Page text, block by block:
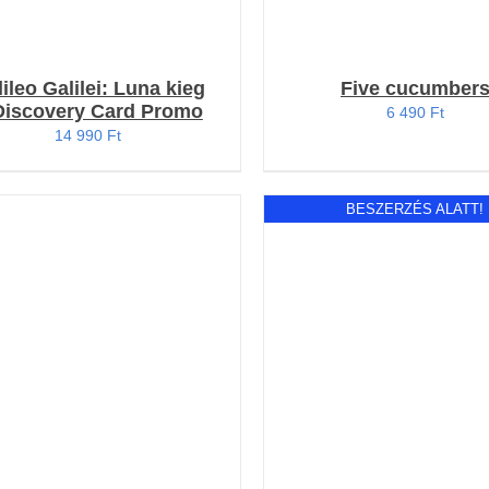
Galilei: Luna kieg
Card Promo
14 990 Ft
Five cucumbers
6 490 Ft
BESZERZÉS ALATT!